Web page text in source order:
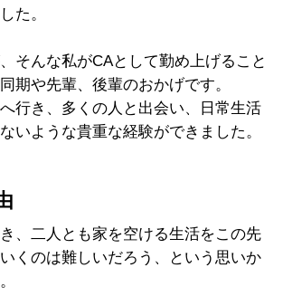
た。
そんな私がCAとして勤め上げること
期や先輩、後輩のおかげです。
行き、多くの人と出会い、日常生活
いような貴重な経験ができました。
、二人とも家を空ける生活をこの先
くのは難しいだろう、という思いか